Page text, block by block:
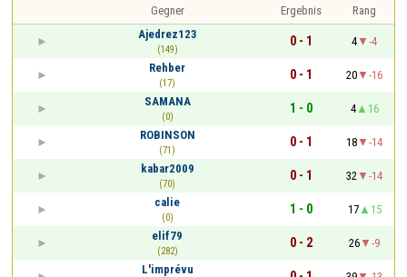
Gegner Ergebnis
Rang
Ajedrez123
(149)
0 - 1 4
-4
Rehber
(17)
0 - 1 20
-16
SAMANA
(0)
1 - 0 4
16
ROBINSON
(71)
0 - 1 18
-14
kabar2009
(70)
0 - 1 32
-14
calie
(0)
1 - 0 17
15
elif79
(282)
0 - 2 26
-9
L'imprévu